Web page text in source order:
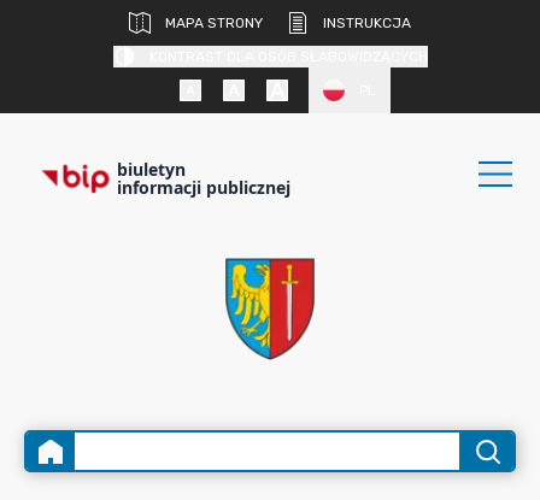
MAPA STRONY
INSTRUKCJA
biuletyn
informacji publicznej